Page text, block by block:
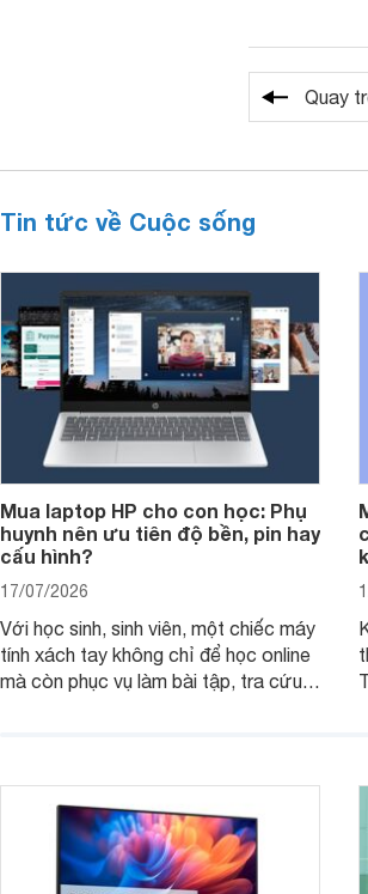
Quay
Tin tức về Cuộc sống
Mua laptop HP cho con học: Phụ
huynh nên ưu tiên độ bền, pin hay
cấu hình?
17/07/2026
Với học sinh, sinh viên, một chiếc máy
tính xách tay không chỉ để học online
mà còn phục vụ làm bài tập, tra cứu,
thay vì chỉ so sánh cấu hình trên giấy.